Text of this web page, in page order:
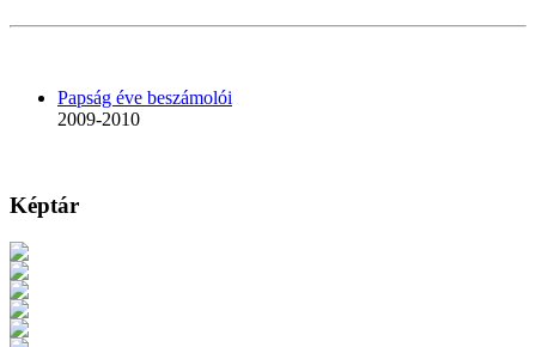
Papság éve beszámolói
2009-2010
Képtár